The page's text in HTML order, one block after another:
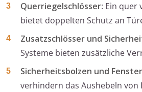
Querriegelschlösser: Ein quer
bietet doppelten Schutz an
Zusatzschlösser und
Systeme bieten zusätzliche
Sicherheitsbolzen und
verhindern das Aushebeln von